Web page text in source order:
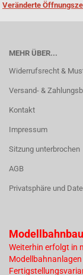
Veränderte
MEHR ÜBER...
Widerrufsrecht &
Versand- &
Kontakt
Impressum
Sitzung unterbrochen
AGB
Privatsphäre und
Weiterhin erfolgt in